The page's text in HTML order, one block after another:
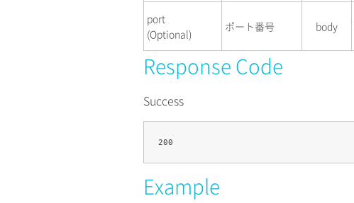
port
(Optional)
ポート番号 body
Response Code
Success
Example